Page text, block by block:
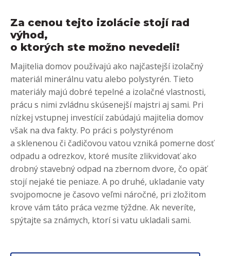
Za cenou tejto izolácie stojí rad
výhod,
o ktorých ste možno nevedeli!
Majitelia domov používajú ako najčastejší izolačný
materiál minerálnu vatu alebo polystyrén. Tieto
materiály majú dobré tepelné a izolačné vlastnosti,
prácu s nimi zvládnu skúsenejší majstri aj sami. Pri
nízkej vstupnej investícií zabúdajú majitelia domov
však na dva fakty. Po práci s polystyrénom
a sklenenou či čadičovou vatou vzniká pomerne dosť
odpadu a odrezkov, ktoré musíte zlikvidovať ako
drobný stavebný odpad na zbernom dvore, čo opäť
stojí nejaké tie peniaze. A po druhé, ukladanie vaty
svojpomocne je časovo veľmi náročné, pri zložitom
krove vám táto práca vezme týždne. Ak neveríte,
spýtajte sa známych, ktorí si vatu ukladali sami.